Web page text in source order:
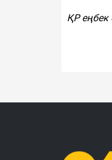
ҚР еңбек